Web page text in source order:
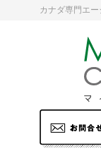
カナダ専門エ